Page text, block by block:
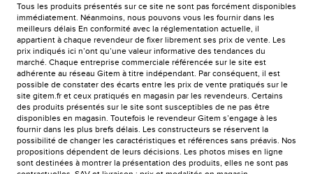
Tous les produits présentés sur ce site ne sont pas forcément disponibles
immédiatement. Néanmoins, nous pouvons vous les fournir dans les
meilleurs délais En conformité avec la réglementation actuelle, il
appartient à chaque revendeur de fixer librement ses prix de vente. Les
prix indiqués ici n’ont qu’une valeur informative des tendances du
marché. Chaque entreprise commerciale référencée sur le site est
adhérente au réseau Gitem à titre indépendant. Par conséquent, il est
possible de constater des écarts entre les prix de vente pratiqués sur le
site gitem.fr et ceux pratiqués en magasin par les revendeurs. Certains
des produits présentés sur le site sont susceptibles de ne pas être
disponibles en magasin. Toutefois le revendeur Gitem s’engage à les
fournir dans les plus brefs délais. Les constructeurs se réservent la
possibilité de changer les caractéristiques et références sans préavis. Nos
propositions dépendent de leurs décisions. Les photos mises en ligne
sont destinées à montrer la présentation des produits, elles ne sont pas